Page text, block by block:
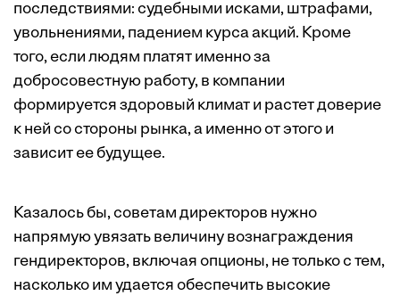
последствиями: судебными исками, штрафами,
увольнениями, падением курса акций. Кроме
того, если людям платят именно за
добросовестную работу, в компании
формируется здоровый климат и растет доверие
к ней со стороны рынка, а именно от этого и
зависит ее будущее.
Казалось бы, советам директоров нужно
напрямую увязать величину вознаграждения
гендиректоров, включая опционы, не только с тем,
насколько им удается обеспечить высокие